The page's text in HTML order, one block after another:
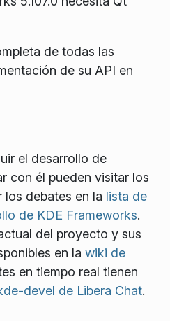
de todas las
de su API en
el desarrollo de
con él pueden visitar los
debates en la lista de
de KDE Frameworks.
del proyecto y sus
en la wiki de
en tiempo real tienen
devel de Libera Chat.